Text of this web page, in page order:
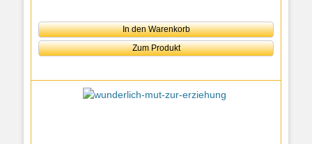
In den Warenkorb
Zum Produkt